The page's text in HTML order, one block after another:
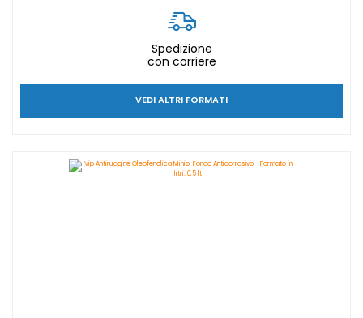
Spedizione
con corriere
VEDI ALTRI FORMATI